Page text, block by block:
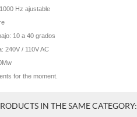
Hz ajustable
10 a 40 grados
240V / 110V AC
for the moment.
IN THE SAME CATEGORY: